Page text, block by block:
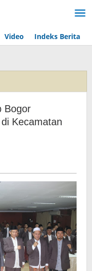
Video Indeks Berita
Bogor
Kecamatan